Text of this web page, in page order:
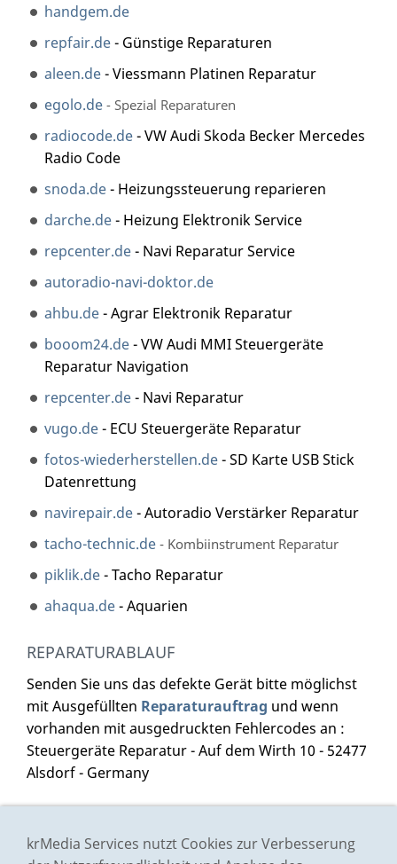
handgem.de
repfair.de- Günstige Reparaturen
aleen.de- Viessmann Platinen Reparatur
egolo.de - Spezial Reparaturen
radiocode.de- VW Audi Skoda Becker Mercedes
Radio Code
snoda.de- Heizungssteuerung reparieren
darche.de- Heizung Elektronik Service
repcenter.de- Navi Reparatur Service
autoradio-navi-doktor.de
ahbu.de- Agrar Elektronik Reparatur
booom24.de- VW Audi MMI Steuergeräte
Reparatur Navigation
repcenter.de- Navi Reparatur
vugo.de- ECU Steuergeräte Reparatur
fotos-wiederherstellen.de- SD Karte USB Stick
Datenrettung
navirepair.de- Autoradio Verstärker Reparatur
tacho-technic.de - Kombiinstrument Reparatur
piklik.de- Tacho Reparatur
ahaqua.de- Aquarien
REPARATURABLAUF
Senden Sie uns das defekte Gerät bitte möglichst
mit Ausgefüllten Reparaturauftrag und wenn
vorhanden mit ausgedruckten Fehlercodes an :
Steuergeräte Reparatur - Auf dem Wirth 10 - 52477
Alsdorf - Germany
Impressum
krMedia Services nutzt Cookies zur Verbesserung